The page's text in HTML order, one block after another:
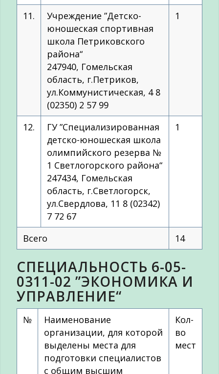
11.
Учреждение ”Детско-
юношеская спортивная
школа Петриковского
района“
247940, Гомельская
область, г.Петриков,
ул.Коммунистическая, 4 8
(02350) 2 57 99
1
12.
ГУ ”Специализированная
детско-юношеская школа
олимпийского резерва №
1 Светлогорского района“
247434, Гомельская
область, г.Светлогорск,
ул.Свердлова, 11 8 (02342)
7 72 67
1
Всего 14
СПЕЦИАЛЬНОСТЬ 6-05-
0311-02 ”ЭКОНОМИКА И
УПРАВЛЕНИЕ“
№
Наименование
организации, для которой
выделены места для
подготовки специалистов
с общим высшим
Кол-
во
мест